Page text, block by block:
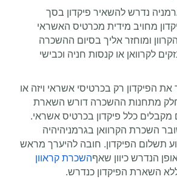
נדרש להשאיר פיקדון בסך
€ . הפיקדון מחויב מידית מכרטיס האשראי
ומוחזר אליך בסיום ההשכרה
לקרוואן או קנסות חניה וכבישי
הפיקדון רק בכרטיסי אשראי ויזה או
מתחנות ההשכרה דורש השארת
מקבלים כלל פיקדון בכרטיס אשראי.
השכרת הקרוואן בגרמניהיהיה
תשלום הפיקדון. חובה להיערך מראש
הנדרש כיוון שאףהשכרת קראוון
השארת הפיקדון כנדרש.